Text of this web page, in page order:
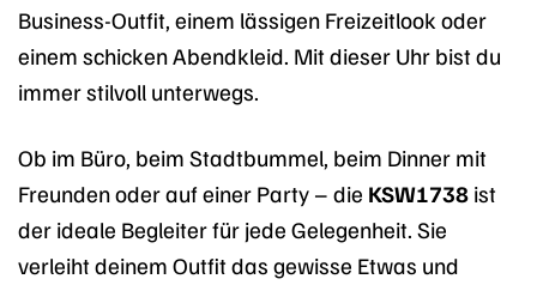
Business-Outfit, einem lässigen Freizeitlook oder
einem schicken Abendkleid. Mit dieser Uhr bist du
immer stilvoll unterwegs.
Ob im Büro, beim Stadtbummel, beim Dinner mit
Freunden oder auf einer Party – die KSW1738 ist
der ideale Begleiter für jede Gelegenheit. Sie
verleiht deinem Outfit das gewisse Etwas und